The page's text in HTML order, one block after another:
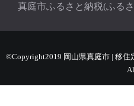
真庭市ふるさと納税(ふる
©Copyright2019 岡山県真庭市 | 移住